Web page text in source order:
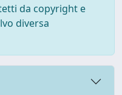
da copyright e
diversa